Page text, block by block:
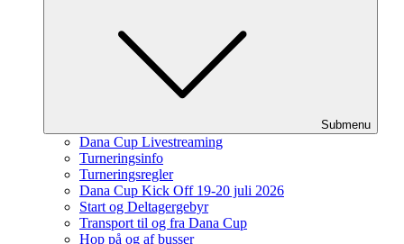
Submenu
Dana Cup Livestreaming
Turneringsinfo
Turneringsregler
Dana Cup Kick Off 19-20 juli 2026
Start og Deltagergebyr
Transport til og fra Dana Cup
Hop på og af busser